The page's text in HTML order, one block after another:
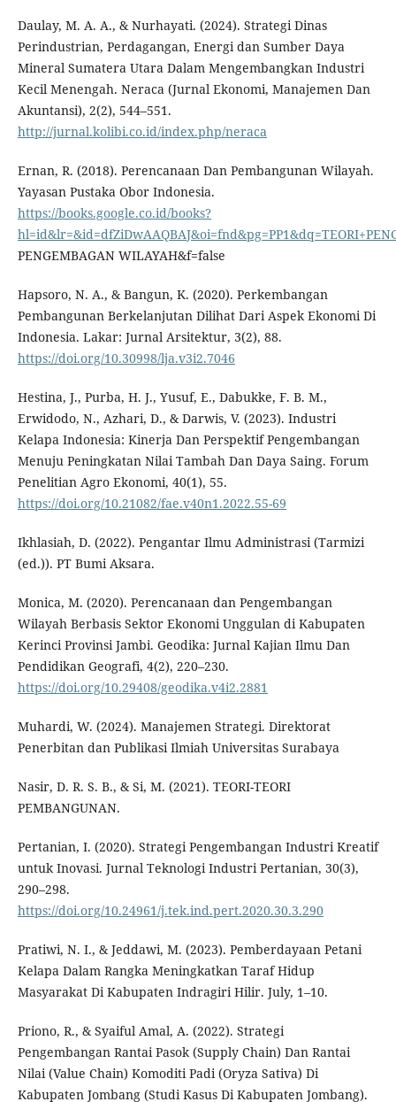
Daulay, M. A. A., & Nurhayati. (2024). Strategi Dinas
Perindustrian, Perdagangan, Energi dan Sumber Daya
Mineral Sumatera Utara Dalam Mengembangkan Industri
Kecil Menengah. Neraca (Jurnal Ekonomi, Manajemen Dan
Akuntansi), 2(2), 544–551.
http://jurnal.kolibi.co.id/index.php/neraca
Ernan, R. (2018). Perencanaan Dan Pembangunan Wilayah.
Yayasan Pustaka Obor Indonesia.
https://books.google.co.id/books?
PENGEMBAGAN WILAYAH&f=false
Hapsoro, N. A., & Bangun, K. (2020). Perkembangan
Pembangunan Berkelanjutan Dilihat Dari Aspek Ekonomi Di
Indonesia. Lakar: Jurnal Arsitektur, 3(2), 88.
https://doi.org/10.30998/lja.v3i2.7046
Hestina, J., Purba, H. J., Yusuf, E., Dabukke, F. B. M.,
Erwidodo, N., Azhari, D., & Darwis, V. (2023). Industri
Kelapa Indonesia: Kinerja Dan Perspektif Pengembangan
Menuju Peningkatan Nilai Tambah Dan Daya Saing. Forum
Penelitian Agro Ekonomi, 40(1), 55.
https://doi.org/10.21082/fae.v40n1.2022.55-69
Ikhlasiah, D. (2022). Pengantar Ilmu Administrasi (Tarmizi
(ed.)). PT Bumi Aksara.
Monica, M. (2020). Perencanaan dan Pengembangan
Wilayah Berbasis Sektor Ekonomi Unggulan di Kabupaten
Kerinci Provinsi Jambi. Geodika: Jurnal Kajian Ilmu Dan
Pendidikan Geografi, 4(2), 220–230.
https://doi.org/10.29408/geodika.v4i2.2881
Muhardi, W. (2024). Manajemen Strategi. Direktorat
Penerbitan dan Publikasi Ilmiah Universitas Surabaya
Nasir, D. R. S. B., & Si, M. (2021). TEORI-TEORI
PEMBANGUNAN.
Pertanian, I. (2020). Strategi Pengembangan Industri Kreatif
untuk Inovasi. Jurnal Teknologi Industri Pertanian, 30(3),
290–298.
https://doi.org/10.24961/j.tek.ind.pert.2020.30.3.290
Pratiwi, N. I., & Jeddawi, M. (2023). Pemberdayaan Petani
Kelapa Dalam Rangka Meningkatkan Taraf Hidup
Masyarakat Di Kabupaten Indragiri Hilir. July, 1–10.
Priono, R., & Syaiful Amal, A. (2022). Strategi
Pengembangan Rantai Pasok (Supply Chain) Dan Rantai
Nilai (Value Chain) Komoditi Padi (Oryza Sativa) Di
Kabupaten Jombang (Studi Kasus Di Kabupaten Jombang).